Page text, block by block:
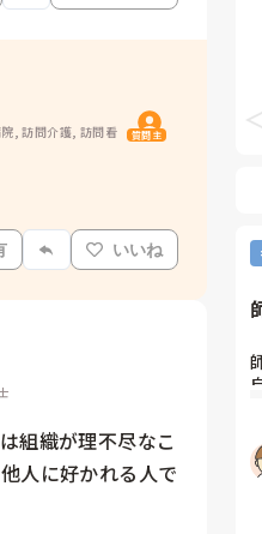
, 訪問介護, 訪問看 質問主
いいね
組織が理不尽なこ
人に好かれる人で